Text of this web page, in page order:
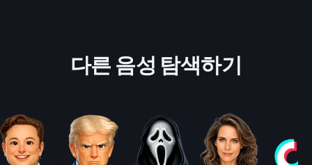
다른 음성 탐색하기